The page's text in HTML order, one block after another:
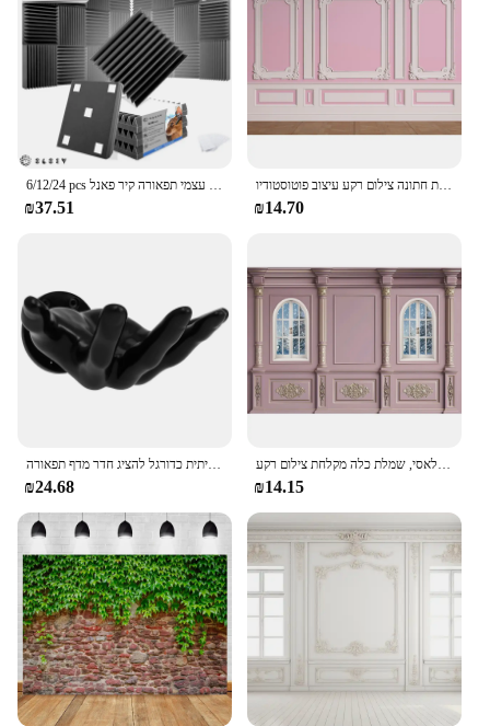
6/12/24 pcs אקוסטי טיפול אקוסטי פנימי קצף רעש ספיגת חומר מגן עצמי תפאורה קיר פאנל
₪37.51
בציר ורוד קיר אדום רקע חדר פנים הטירה קיר ילדים יום הולדת מסיבת חתונה צילום רקע עיצוב פוטוסטודיו
₪14.70
כדורסל מתלה קיר רכוב ביד בצורת כדור מתלה רב תכליתית כדורגל להציג חדר מדף תפאורה
₪24.68
רקע חתונה ורוד קיר רומנטי קלאסי פנים קלאסי קלאסי, שמלת כלה מקלחת צילום רקע
₪14.15